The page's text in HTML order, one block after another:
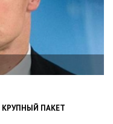
22.01.2024
НАЦПОЛІЦІЯ